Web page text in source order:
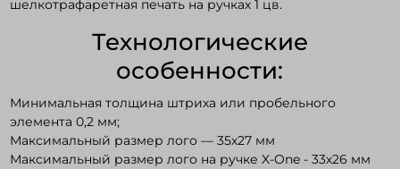
шелкотрафаретная печать на ручках 1 цв.
Технологические
особенности:
Минимальная толщина штриха или пробельного
элемента 0,2 мм;
Максимальный размер лого — 35х27 мм
Максимальный размер лого на ручке X-One - 33х26 мм